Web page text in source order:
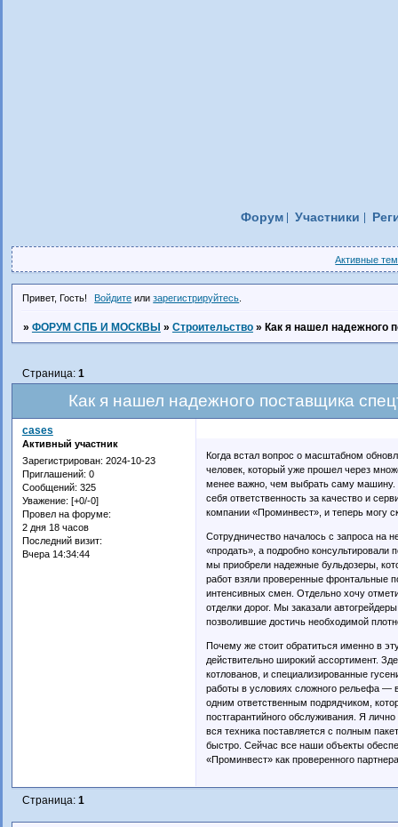
Форум Участники
Активные
Привет, Гость! Войдите илизарегистрируйтесь
» ФОРУМ СПБ И МОСКВЫ » Строительство » Как я нашел надежного
Как я нашел надежного поставщика
Страница: 1
cases
Активный участник
Зарегистрирован: 2024-10-23
Приглашений: 0
Сообщений: 325
Уважение: [+0/-0]
Провел на форуме:
2 дня 18 часов
Последний визит:
Вчера 14:34:44
Когда встал вопрос о масштабном
человек, который уже прошел через
менее важно, чем выбрать саму машину.
себя ответственность за качество и
компании «Проминвест», и теперь могу
Сотрудничество началось с запроса на
«продать», а подробно консультировали
мы приобрели надежные бульдозеры,
работ взяли проверенные фронтальные
интенсивных смен. Отдельно хочу
отделки дорог. Мы заказали
позволившие достичь необходимой
Почему же стоит обратиться именно в
действительно широкий ассортимент.
котлованов, и специализированные
работы в условиях сложного рельефа —
одним ответственным подрядчиком,
постгарантийного обслуживания. Я
вся техника поставляется с полным
быстро. Сейчас все наши объекты
«Проминвест» как проверенного
Страница: 1